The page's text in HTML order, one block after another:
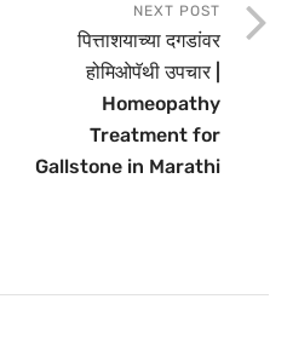
NEXT POST
पित्ताशयाच्या दगडांवर
होमिओपॅथी उपचार |
Homeopathy
Treatment for
Gallstone in Marathi